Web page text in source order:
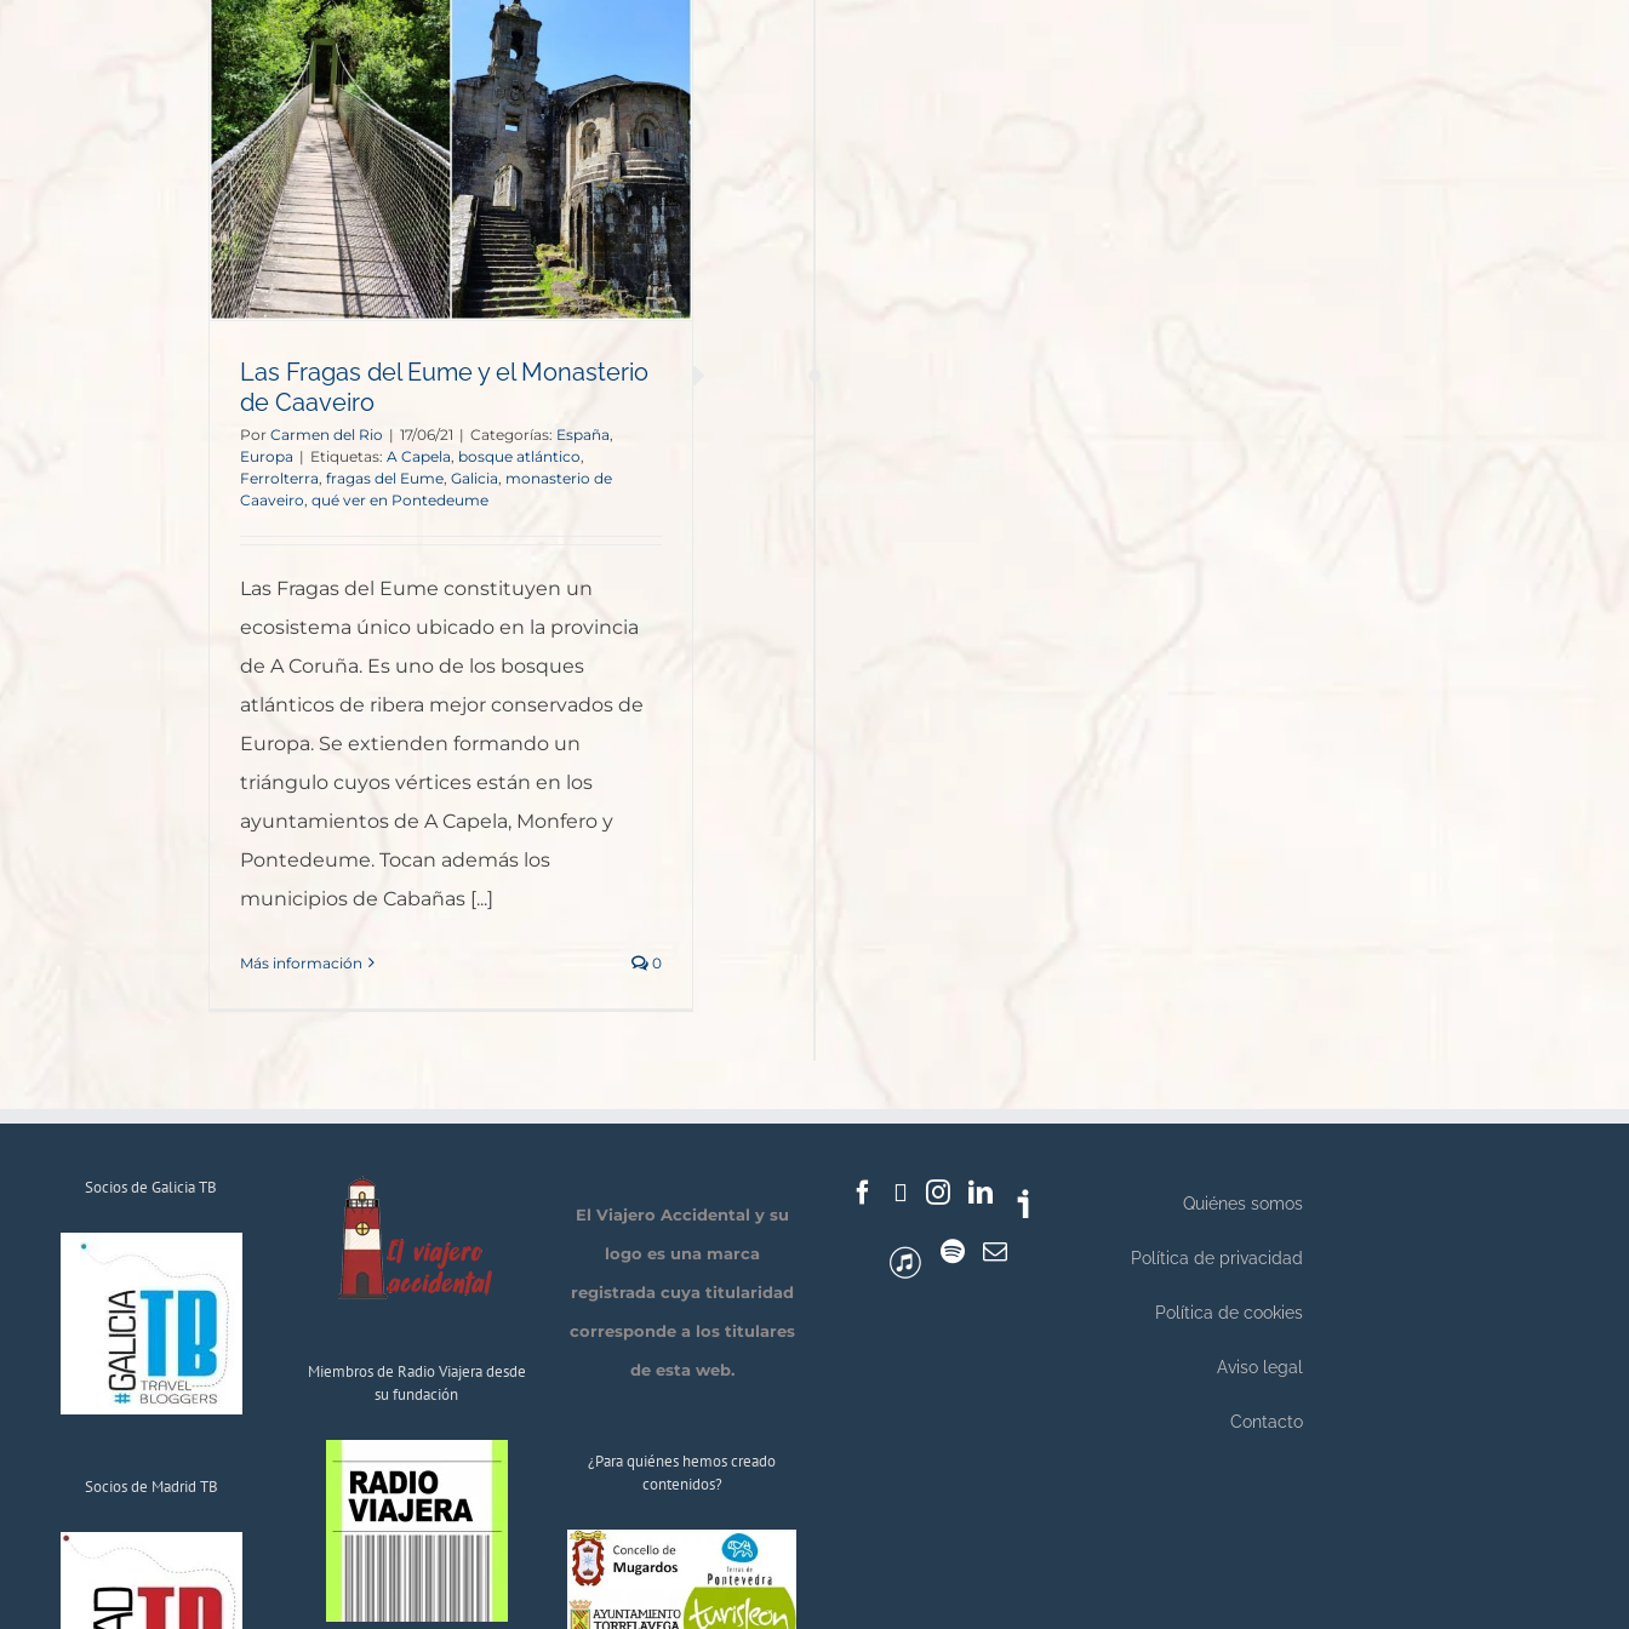
Las Fragas del Eume y el Monasterio
de Caaveiro
Por Carmen del Rio | 17/06/21 | Categorías: España,
Europa | Etiquetas: A Capela bosque atlántico
Ferrolterra, fragas del Eume Galicia, monasterio de
Caaveiro qué ver en Pontedeume
Las Fragas del Eume constituyen un
ecosistema único ubicado en la provincia
de A Coruña. Es uno de los bosques
atlánticos de ribera mejor conservados de
Europa. Se extienden formando un
triángulo cuyos vértices están en los
ayuntamientos de A Capela, Monfero y
Pontedeume. Tocan además los
municipios de Cabañas [...]
Más información 0
Socios de Galicia TB
Socios de Madrid TB
Miembros de Radio Viajera desde
su fundación
El Viajero Accidental y su
logo es una marca
registrada cuya titularidad
corresponde a los titulares
de esta web.
¿Para quiénes hemos creado
contenidos?
Quiénes somos
Política de privacidad
Política de cookies
Aviso legal
Contacto